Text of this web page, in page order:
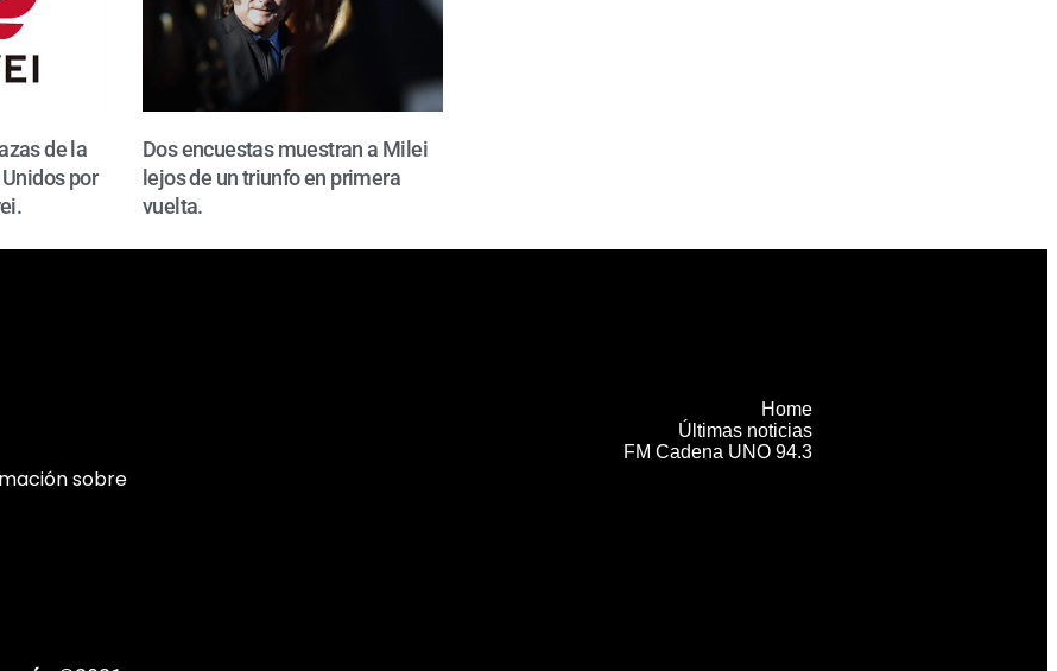
de la
por
Dos encuestas muestran a Milei
lejos de un triunfo en primera
vuelta.
sobre
Home
Últimas noticias
FM Cadena UNO 94.3